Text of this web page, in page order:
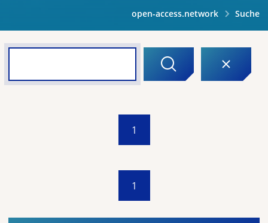
open-access.network Suche
1
1